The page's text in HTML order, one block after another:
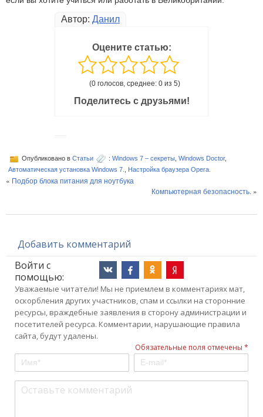
Автор: Данил
Оцените статью:
(0 голосов, среднее: 0 из 5)
Поделитесь с друзьями!
Опубликовано в Статьи : Windows 7 – секреты Windows Doctor,
Автоматическая установка Windows 7.
Настройка браузера Opera.
« Подбор блока питания для ноутбука
Компьютерная безопасность. »
Добавить комментарий
Войти с
помощью:
Уважаемые читатели! Мы не приемлем в комментариях мат,
оскорбления других участников, спам и ссылки на сторонние
ресурсы, враждебные заявления в сторону администрации и
посетителей ресурса. Комментарии, нарушающие правила
сайта, будут удалены.
Обязательные поля отмечены *